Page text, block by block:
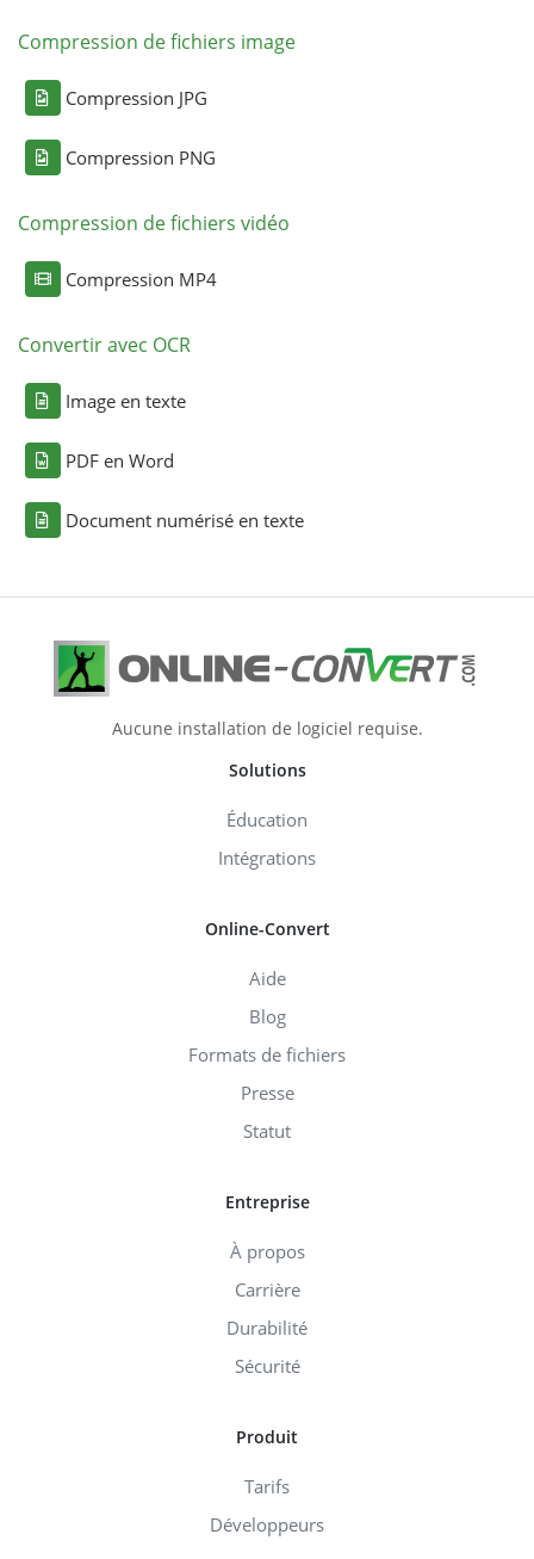
Compression de fichiers image
Compression JPG
Compression PNG
Compression de fichiers vidéo
Compression MP4
Convertir avec OCR
Image en texte
PDF en Word
Document numérisé en texte
Aucune installation de logiciel requise.
Solutions
Éducation
Intégrations
Online-Convert
Aide
Blog
Formats de fichiers
Presse
Statut
Entreprise
À propos
Carrière
Durabilité
Sécurité
Produit
Tarifs
Développeurs